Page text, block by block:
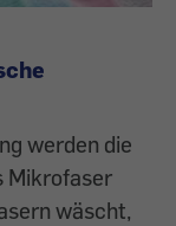
werden die
Mikrofaser
wäscht,